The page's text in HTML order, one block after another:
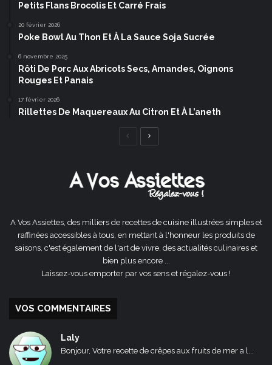
Petits Flans Brocolis Et Carré Frais
20 février 2026
Poke Bowl Au Thon Et À La Sauce Soja Sucrée
6 novembre 2025
Rôti De Porc Aux Abricots Secs, Amandes, Oignons
Rouges Et Panais
17 février 2026
Rillettes De Maquereaux Au Citron Et À L’aneth
Page
A Vos Assiettes, des milliers de recettes de cuisine illustrées simples et
raffinées accessibles à tous, en mettant à l'honneur les produits de
saisons, c'est également de l'art de vivre, des actualités culinaires et
bien plus encore ...
Laissez-vous emporter par vos sens et régalez-vous !
VOS COMMENTAIRES
Laly
Bonjour, Votre recette de crêpes aux fruits de mer a l...